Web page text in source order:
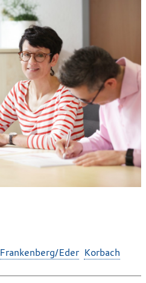
Frankenberg/Eder Korbach